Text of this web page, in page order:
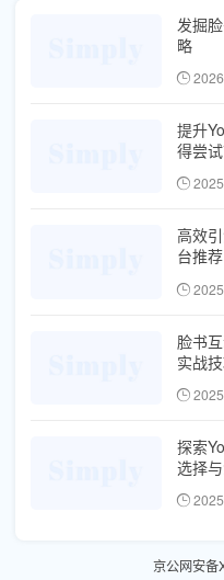
发掘
略
提升
得尝试
高效
台推荐
脸书
实战
探索
选择
京公网安备